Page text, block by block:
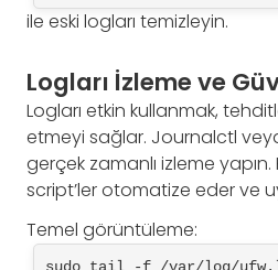
ile eski logları temizleyin.
Logları İzleme ve
Logları etkin kullanmak,
etmeyi sağlar. Journalctl
gerçek zamanlı izleme
script’ler otomatize eder ve
Temel görüntüleme: